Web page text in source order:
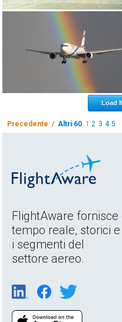
Load
Precedente /Altri 60 12 3 4 5
FlightAware
tempo reale, storici
i segmenti del
settore aereo.